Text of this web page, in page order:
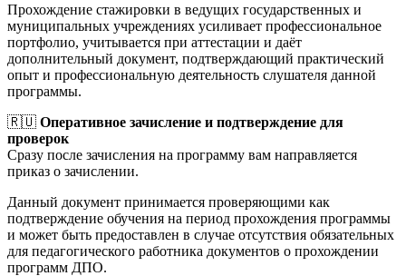
Прохождение стажировки в ведущих государственных и
муниципальных учреждениях усиливает профессиональное
портфолио, учитывается при аттестации и даёт
дополнительный документ, подтверждающий практический
опыт и профессиональную деятельность слушателя данной
программы.
🇷🇺 Оперативное зачисление и подтверждение для
проверок
Сразу после зачисления на программу вам направляется
приказ о зачислении.
Данный документ принимается проверяющими как
подтверждение обучения на период прохождения программы
и может быть предоставлен в случае отсутствия обязательных
для педагогического работника документов о прохождении
программ ДПО.